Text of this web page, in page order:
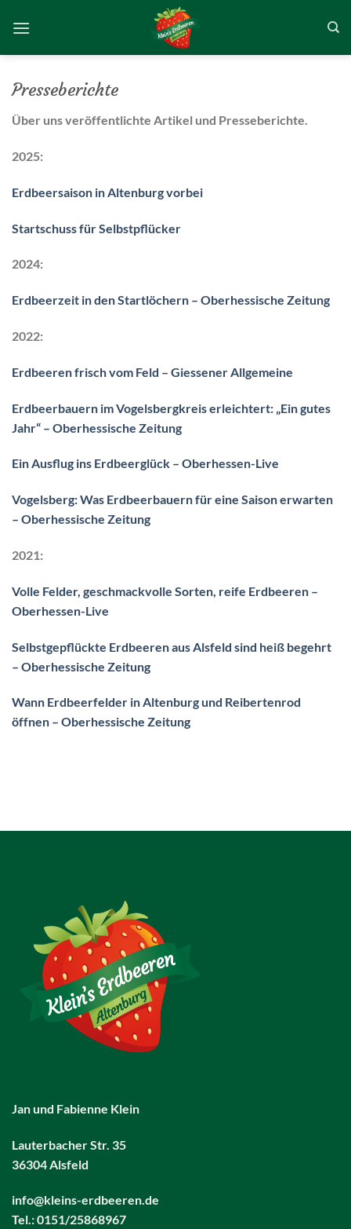
Inhalt
Presseberichte
Über uns veröffentlichte Artikel und Presseberichte.
2025:
Erdbeersaison in Altenburg vorbei
Startschuss für Selbstpflücker
2024:
Erdbeerzeit in den Startlöchern – Oberhessische Zeitung
2022:
Erdbeeren frisch vom Feld – Giessener Allgemeine
Erdbeerbauern im Vogelsbergkreis erleichtert: „Ein gutes
Jahr“ – Oberhessische Zeitung
Ein Ausflug ins Erdbeerglück – Oberhessen-Live
Vogelsberg: Was Erdbeerbauern für eine Saison erwarten
– Oberhessische Zeitung
2021:
Volle Felder, geschmackvolle Sorten, reife Erdbeeren –
Oberhessen-Live
Selbstgepflückte Erdbeeren aus Alsfeld sind heiß begehrt
– Oberhessische Zeitung
Wann Erdbeerfelder in Altenburg und Reibertenrod
öffnen – Oberhessische Zeitung
Jan und Fabienne Klein
Lauterbacher Str. 35
36304 Alsfeld
info@kleins-erdbeeren.de
Tel.: 0151/25868967